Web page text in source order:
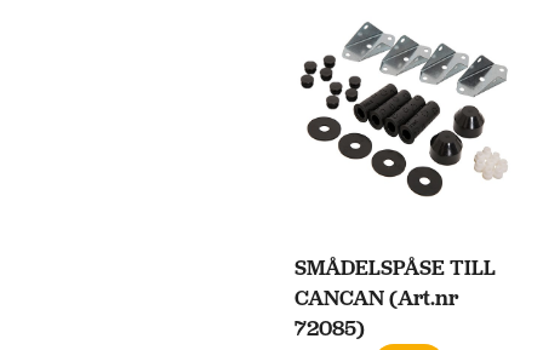
SMÅDELSPÅSE TILL
CANCAN (Art.nr
72085)